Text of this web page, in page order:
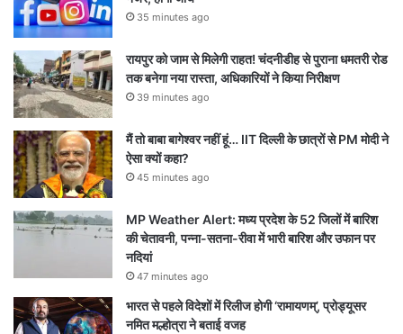
35 minutes ago
रायपुर को जाम से मिलेगी राहत! चंदनीडीह से पुराना धमतरी रोड
तक बनेगा नया रास्ता, अधिकारियों ने किया निरीक्षण
39 minutes ago
मैं तो बाबा बागेश्वर नहीं हूं… IIT दिल्ली के छात्रों से PM मोदी ने
ऐसा क्यों कहा?
45 minutes ago
MP Weather Alert: मध्य प्रदेश के 52 जिलों में बारिश
की चेतावनी, पन्ना-सतना-रीवा में भारी बारिश और उफान पर
नदियां
47 minutes ago
भारत से पहले विदेशों में रिलीज होगी ‘रामायणम्’, प्रोड्यूसर
नमित मल्होत्रा ने बताई वजह